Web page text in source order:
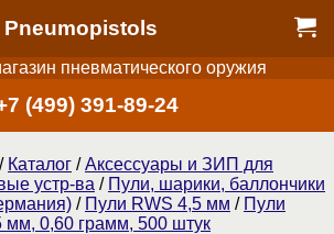
Pneumopistols
пневматического оружия
(499) 391-89-24
/ Каталог /Аксессуары и ЗИП для
устр-ва / Пули, шарики, баллончики
/ Пули RWS 4,5 мм / Пули
мм, 0,60 грамм, 500 штук